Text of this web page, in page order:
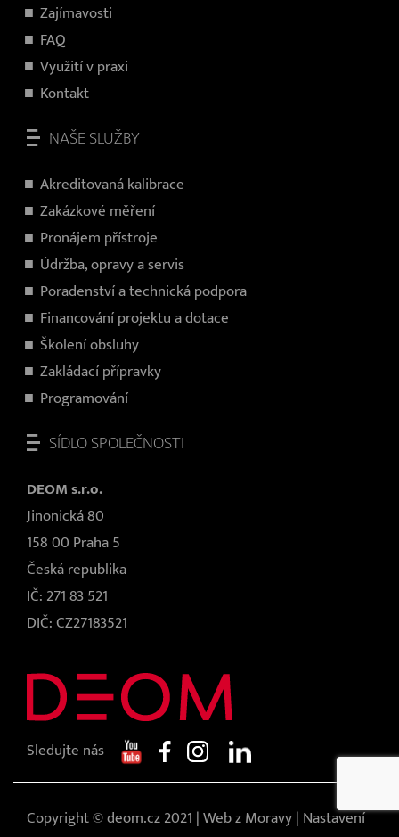
Zajímavosti
FAQ
Využití v praxi
Kontakt
NAŠE SLUŽBY
Akreditovaná kalibrace
Zakázkové měření
Pronájem přístroje
Údržba, opravy a servis
Poradenství a technická podpora
Financování projektu a dotace
Školení obsluhy
Zakládací přípravky
Programování
SÍDLO SPOLEČNOSTI
DEOM s.r.o.
Jinonická 80
158 00 Praha 5
Česká republika
IČ: 271 83 521
DIČ: CZ27183521
Sledujte nás
Copyright © deom.cz 2021 |Web z Moravy| Nastavení